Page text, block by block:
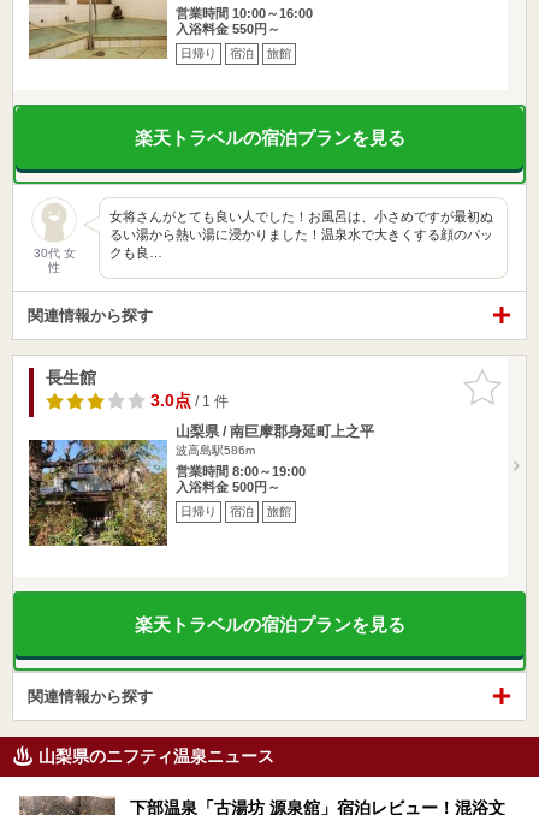
営業時間 10:00～16:00
入浴料金 550円～
日帰り 宿泊 旅館
楽天トラベルの宿泊プランを見る
30代 女
性
女将さんがとても良い人でした！お風呂は、小さめですが最初ぬ
るい湯から熱い湯に浸かりました！温泉水で大きくする顔のパッ
クも良…
関連情報から探す
お気に入
りに追加
長生館
3.0点/ 1 件
山梨県 / 南巨摩郡身延町上之平
波高島駅586m
営業時間 8:00～19:00
入浴料金 500円～
日帰り 宿泊 旅館
楽天トラベルの宿泊プランを見る
関連情報から探す
山梨県のニフティ温泉ニュース
下部温泉「古湯坊 源泉舘」宿泊レビュー！混浴文